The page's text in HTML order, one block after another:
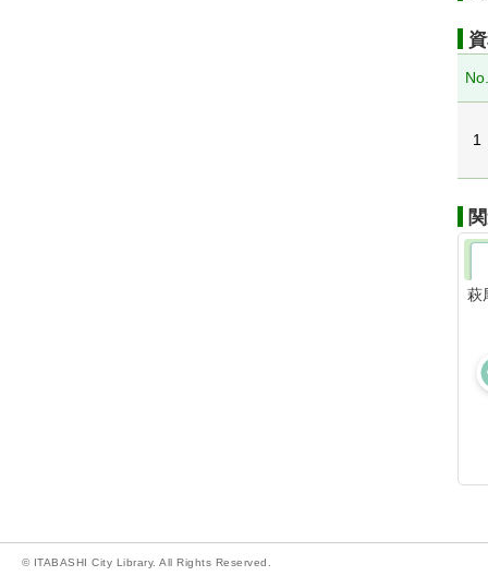
1
萩
© ITABASHI City Library. All Rights Reserved.